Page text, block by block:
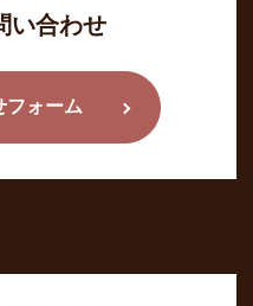
い合わせ
フォーム